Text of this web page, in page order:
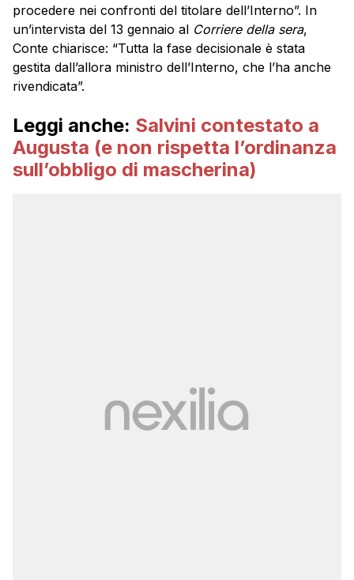
procedere nei confronti del titolare dell’Interno”. In
un’intervista del 13 gennaio al Corriere della sera,
Conte chiarisce: “Tutta la fase decisionale è stata
gestita dall’allora ministro dell’Interno, che l’ha anche
rivendicata”.
Leggi anche: Salvini contestato a
Augusta (e non rispetta l’ordinanza
sull’obbligo di mascherina)